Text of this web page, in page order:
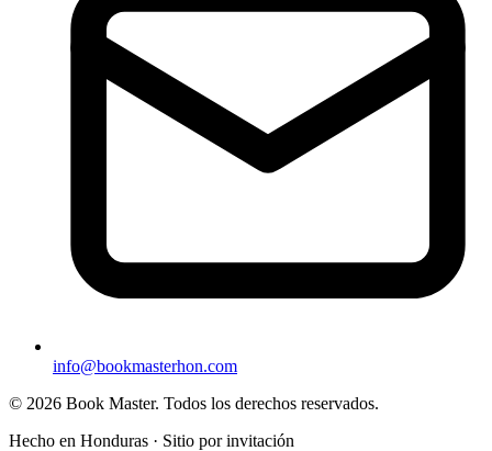
info@bookmasterhon.com
© 2026 Book Master. Todos los derechos reservados.
Hecho en Honduras · Sitio por invitación